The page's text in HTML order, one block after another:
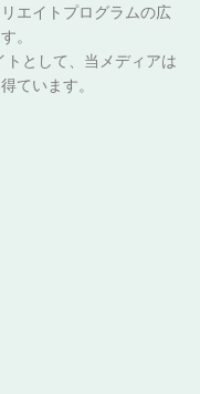
エイトプログラムの広
。
として、当メディアは
ています。